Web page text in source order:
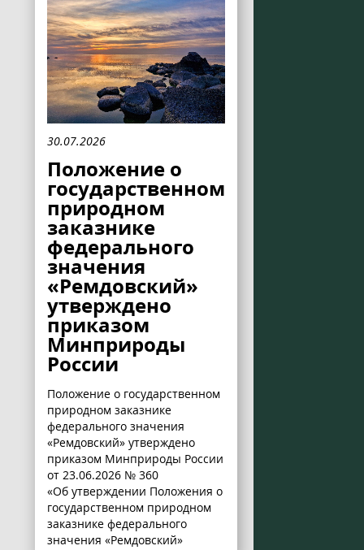
30.07.2026
Положение о
государственном
природном
заказнике
федерального
значения
«Ремдовский»
утверждено
приказом
Минприроды
России
Положение о государственном
природном заказнике
федерального значения
«Ремдовский» утверждено
приказом Минприроды России
от 23.06.2026 № 360
«Об утверждении Положения о
государственном природном
заказнике федерального
значения «Ремдовский»